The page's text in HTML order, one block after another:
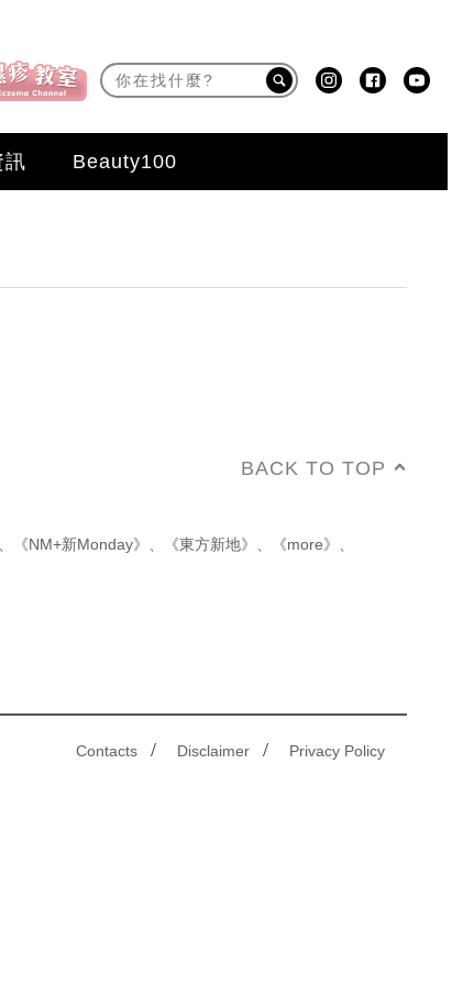
訊 Beauty100
BACK TO TOP
《NM+新Monday》 《東方新地》 《more》
Contacts / Disclaimer / Privacy Policy